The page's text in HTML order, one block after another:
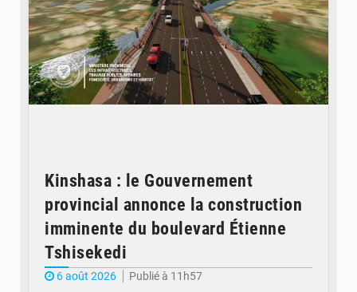
Kinshasa : le Gouvernement
provincial annonce la construction
imminente du boulevard Étienne
Tshisekedi
6 août 2026
Publié à 11h57